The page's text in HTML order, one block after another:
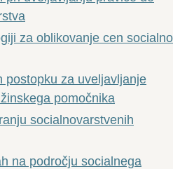
za oblikovanje cen socialno
postopku za uveljavljanje
pomočnika
socialnovarstvenih
na področju socialnega